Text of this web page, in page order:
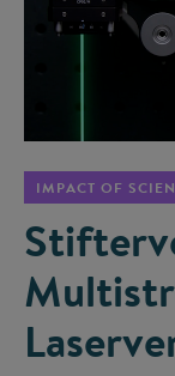
IMPACT OF